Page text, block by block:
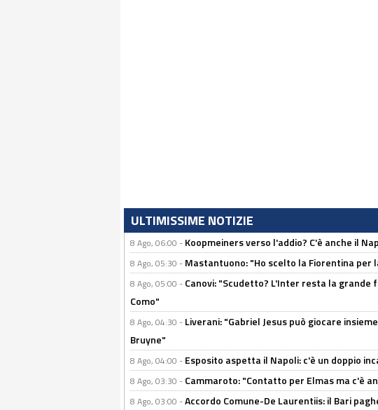
ULTIMISSIME NOTIZIE
8 Ago, 06:00 - Koopmeiners verso l'addio? C'è anche il
8 Ago, 05:30 - Mastantuono: "Ho scelto la Fiorentina per
8 Ago, 05:00 - Canovi: "Scudetto? L'Inter resta la grande
Como"
8 Ago, 04:30 - Liverani: "Gabriel Jesus può giocare
Bruyne"
8 Ago, 04:00 - Esposito aspetta il Napoli: c'è un doppio
8 Ago, 03:30 - Cammaroto: "Contatto per Elmas ma c'è
8 Ago, 03:00 -Accordo Comune-De Laurentiis: il Bari